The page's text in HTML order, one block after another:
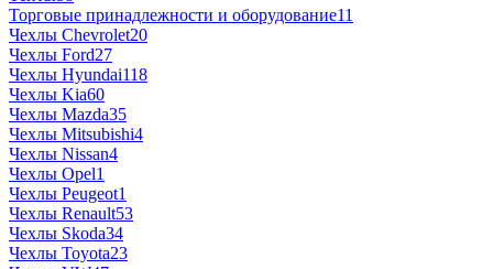
Торговые принадлежности и оборудование11
Чехлы Chevrolet20
Чехлы Ford27
Чехлы Hyundai118
Чехлы Kia60
Чехлы Mazda35
Чехлы Mitsubishi4
Чехлы Nissan4
Чехлы Opel1
Чехлы Peugeot1
Чехлы Renault53
Чехлы Skoda34
Чехлы Toyota23